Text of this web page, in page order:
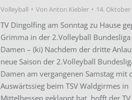
Volleyball Von Anton Kiebler 14. Oktober
TV Dingolfing am Sonntag zu Hause
Grimma in der 2.Volleyball
Damen – (ki) Nachdem der dritte
neue Saison der 2.Volleyball
Damen am vergangenen Samstag mit
Auswärtssieg beim TSV Waldgirmes in
Mittelhessen geklappt hat, hofft der TV